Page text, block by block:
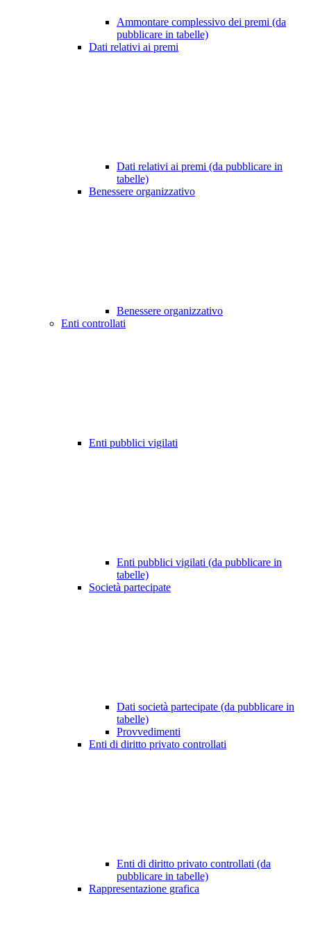
Ammontare complessivo dei premi (da
pubblicare in tabelle)
Dati relativi ai premi
Dati relativi ai premi (da pubblicare in
tabelle)
Benessere organizzativo
Benessere organizzativo
Enti controllati
Enti pubblici vigilati
Enti pubblici vigilati (da pubblicare in
tabelle)
Società partecipate
Dati società partecipate (da pubblicare in
tabelle)
Provvedimenti
Enti di diritto privato controllati
Enti di diritto privato controllati (da
pubblicare in tabelle)
Rappresentazione grafica